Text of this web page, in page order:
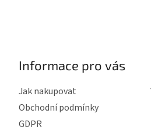
Informace pro vás
Jak nakupovat
Obchodní podmínky
GDPR